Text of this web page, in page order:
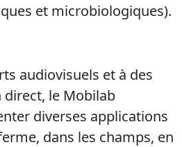
et microbiologiques).
audiovisuels et à des
le Mobilab
diverses applications
dans les champs, en